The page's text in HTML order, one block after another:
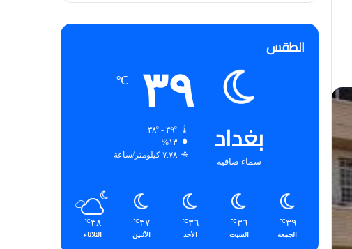
الطقس
بغداد
سماء صافية
٣٩ ℃
١٣%
٧.٧٨ كيلومتر/ساعة
٣٩℃
الجمعة
٣٦℃
السبت
٣٦℃
الأحد
٣٧℃
الأثنين
٣٨℃
الثلاثاء